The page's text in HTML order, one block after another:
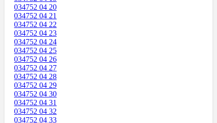
034752 04 20
034752 04 21
034752 04 22
034752 04 23
034752 04 24
034752 04 25
034752 04 26
034752 04 27
034752 04 28
034752 04 29
034752 04 30
034752 04 31
034752 04 32
034752 04 33